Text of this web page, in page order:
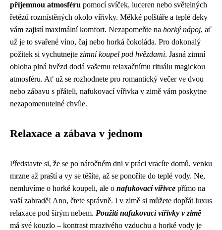
příjemnou atmosféru pomocí svíček, luceren nebo světelných
řetězů rozmístěných okolo vířivky. Měkké polštáře a teplé deky
vám zajistí maximální komfort. Nezapomeňte na horký nápoj, ať
už je to svařené víno, čaj nebo horká čokoláda. Pro dokonalý
požitek si vychutnejte zimní koupel pod hvězdami. Jasná zimní
obloha plná hvězd dodá vašemu relaxačnímu rituálu magickou
atmosféru. Ať už se rozhodnete pro romantický večer ve dvou
nebo zábavu s přáteli, nafukovací vířivka v zimě vám poskytne
nezapomenutelné chvíle.
Relaxace a zábava v jednom
Představte si, že se po náročném dni v práci vracíte domů, venku
mrzne až praští a vy se těšíte, až se ponoříte do teplé vody. Ne,
nemluvíme o horké koupeli, ale o nafukovací vířivce přímo na
vaší zahradě! Ano, čtete správně. I v zimě si můžete dopřát luxus
relaxace pod širým nebem. Použití nafukovací vířivky v zimě
má své kouzlo – kontrast mrazivého vzduchu a horké vody je